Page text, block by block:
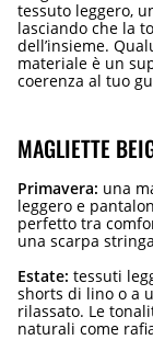
tessuto leggero,
lasciando che la
dell’insieme.
materiale è un
coerenza al tuo
MAGLIETTE
Primavera: una
leggero e
perfetto tra
una scarpa
Estate: tessuti
shorts di lino o a
rilassato. Le
naturali come